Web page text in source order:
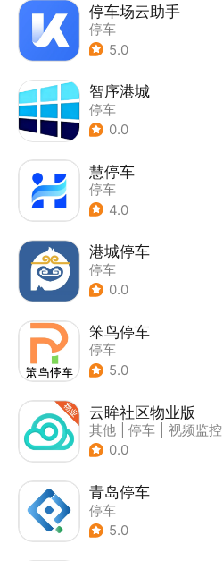
停车场云助手
停车
5.0
智序港城
停车
0.0
慧停车
停车
4.0
港城停车
停车
0.0
笨鸟停车
停车
5.0
云眸社区物业版
其他 停车
视频监控
0.0
青岛停车
停车
5.0